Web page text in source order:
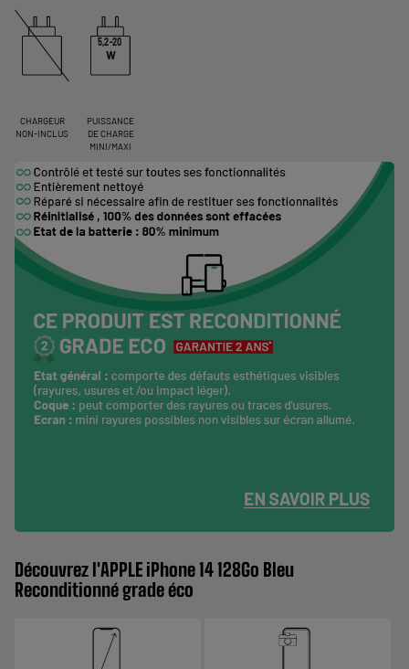
CHARGEUR
NON-INCLUS
5,2-20
W
PUISSANCE
DE CHARGE
MINI/MAXI
Découvrez l'APPLE iPhone 14 128Go Bleu
Reconditionné grade éco